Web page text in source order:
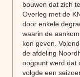
bouwen dat zich
Overleg met de
door enkele
waarin de
kon geven.
de afdeling
oogpunt werd dat
volgde een